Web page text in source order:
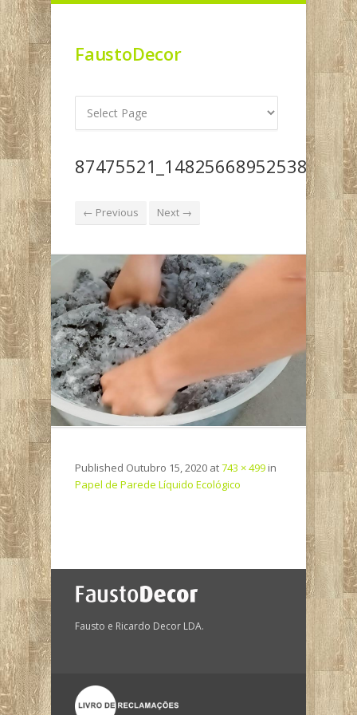
FaustoDecor
← Previous Next →
Published Outubro 15, 2020 at743 × 499 in
Papel de Parede Líquido Ecológico
Fausto e Ricardo Decor LDA.